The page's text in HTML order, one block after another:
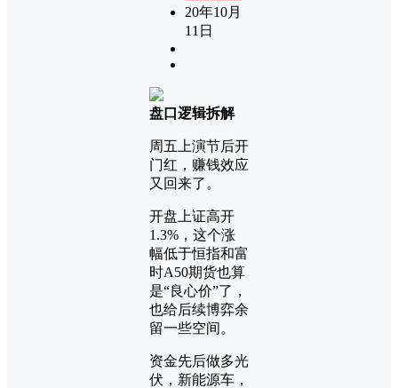
20年10月
11日
盘口逻辑拆解
周五上演节后开
门红，赚钱效应
又回来了。
开盘上证高开
1.3%，这个涨
幅低于恒指和富
时A50期货也算
是“良心价”了，
也给后续博弈余
留一些空间。
资金先后做多光
伏，新能源车，